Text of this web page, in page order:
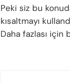
Peki siz bu
kısaltmayı
Daha fazlası için